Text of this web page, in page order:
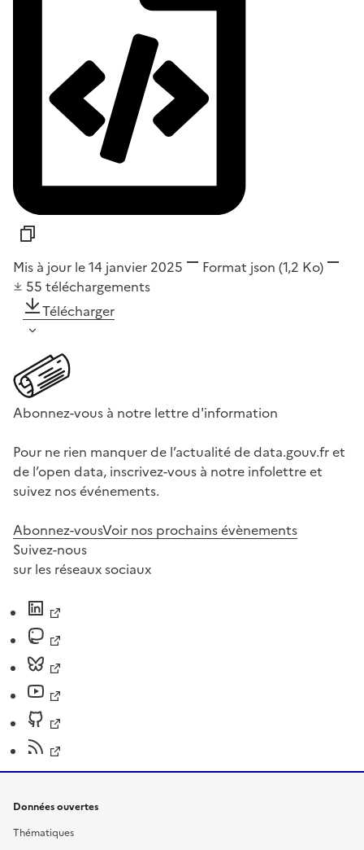
Mis à jour le 14 janvier 2025 Format json (1,2 Ko)
55 téléchargements
Télécharger
Abonnez-vous à notre lettre d'information
Pour ne rien manquer de l’actualité de data.gouv.fr et
de l’open data, inscrivez-vous à notre infolettre et
suivez nos événements.
Abonnez-vousVoir nos prochains évènements
Suivez-nous
sur les réseaux sociaux
Données ouvertes
Thématiques